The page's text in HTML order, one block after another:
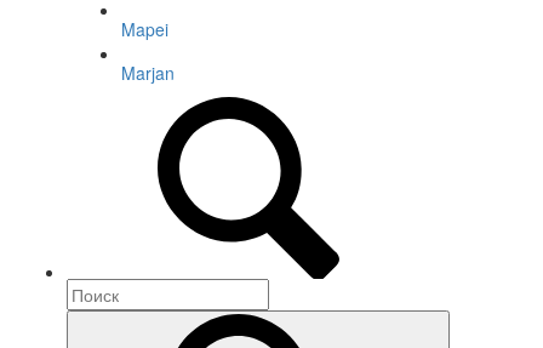
Mapei
Marjan